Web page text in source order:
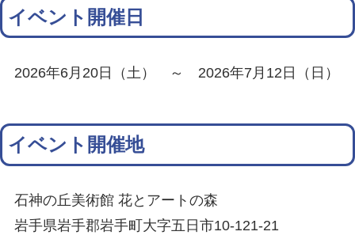
イベント開催日
2026年6月20日（土） ～ 2026年7月12日（日）
イベント開催地
石神の丘美術館 花とアートの森
岩手県岩手郡岩手町大字五日市10-121-21